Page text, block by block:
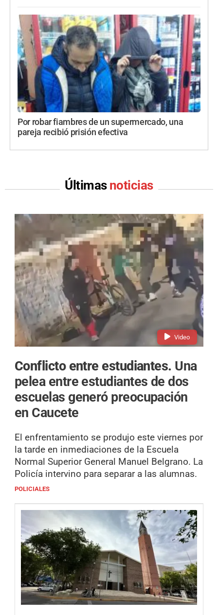
Por robar fiambres de un supermercado, una
pareja recibió prisión efectiva
Últimas noticias
Video
Conflicto entre estudiantes. Una
pelea entre estudiantes de dos
escuelas generó preocupación
en Caucete
El enfrentamiento se produjo este viernes por
la tarde en inmediaciones de la Escuela
Normal Superior General Manuel Belgrano. La
Policía intervino para separar a las alumnas.
POLICIALES